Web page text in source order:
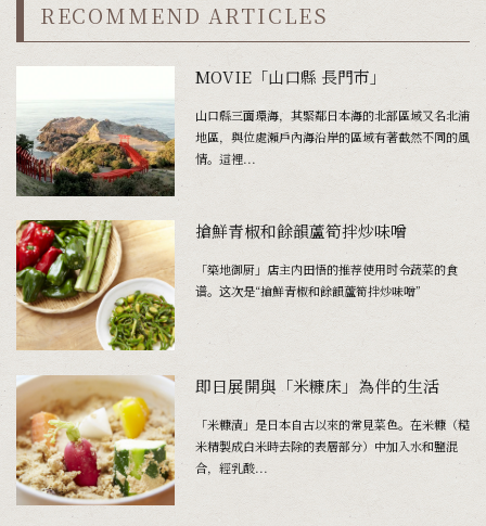
RECOMMEND ARTICLES
MOVIE「山口縣 長門市」
山口縣三面環海，其緊鄰日本海的北部區域又名北浦
地區，與位處瀨戶內海沿岸的區域有著截然不同的風
情。這裡...
搶鮮青椒和餘韻蘆筍拌炒味噌
「築地御厨」店主内田悟的推荐使用时令蔬菜的食
谱。这次是“搶鮮青椒和餘韻蘆筍拌炒味噌”
即日展開與「米糠床」為伴的生活
「米糠漬」是日本自古以來的常見菜色。在米糠（糙
米精製成白米時去除的表層部分）中加入水和鹽混
合，經乳酸...